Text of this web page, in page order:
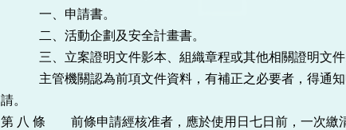
一、申請書。
二、活動企劃及安全計畫書。
三、立案證明文件影本、組織章程或其他相關證明文件
主管機關認為前項文件資料，有補正之必要者，得通知
請。
第 八 條 前條申請經核准者，應於使用日七日前，一次繳